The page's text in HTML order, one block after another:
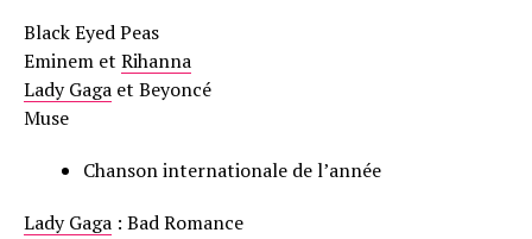
Black Eyed Peas
Eminem et Rihanna
Lady Gaga et Beyoncé
Muse
Chanson internationale de l’année
Lady Gaga : Bad Romance